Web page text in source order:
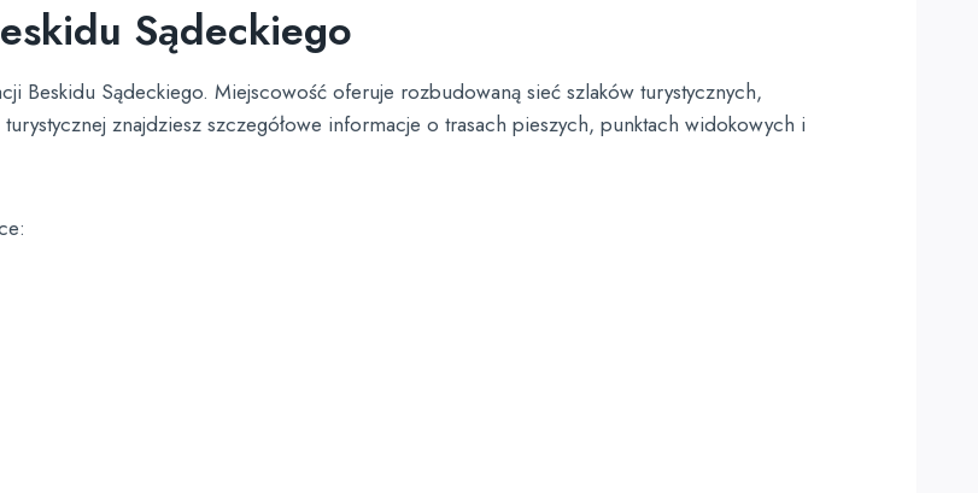
Sądeckiego
Beskidu Sądeckiego. Miejscowość oferuje rozbudowaną sieć szlaków turystycznych,
znajdziesz szczegółowe informacje o trasach pieszych, punktach widokowych i